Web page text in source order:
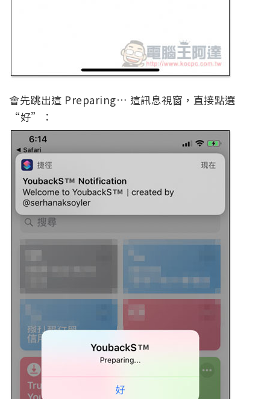
會先跳出這 Preparing… 這訊息視窗，直接點選
“好”：